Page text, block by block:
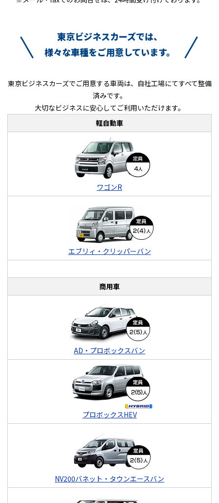
東京ビジネスカーズでは、
様々な車種をご用意しています。
東京ビジネスカーズでご用意する車両は、自社工場にてすべて整備
済みです。
大切なビジネスに安心してご利用いただけます。
軽自動車
ワゴンR
エブリィ・クリッパーバン
商用車
AD・プロボックスバン
プロボックスHEV
NV200バネット・タウンエースバン